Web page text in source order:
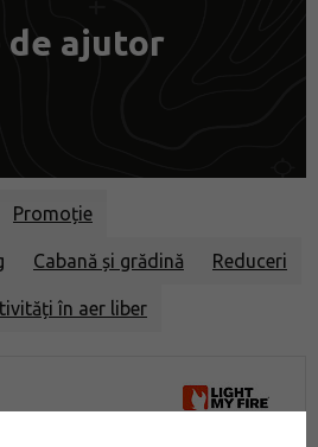
de ajutor
Promoție
Cabană și grădină Reduceri
în aer liber